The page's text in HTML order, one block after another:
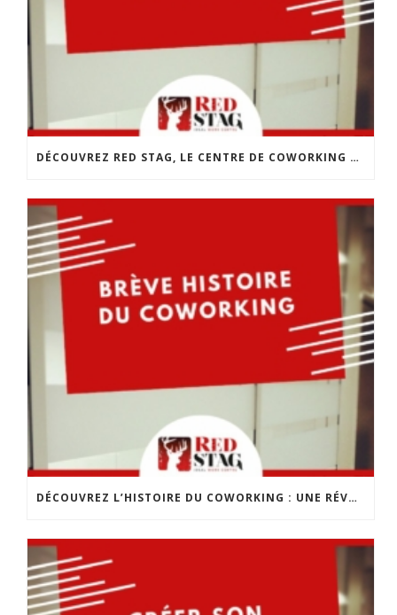
DÉCOUVREZ RED STAG, LE CENTRE DE COWORKING DE CHOLET
DÉCOUVREZ L’HISTOIRE DU COWORKING : UNE RÉVOLUTION DANS LE MONDE DU TRAVAIL